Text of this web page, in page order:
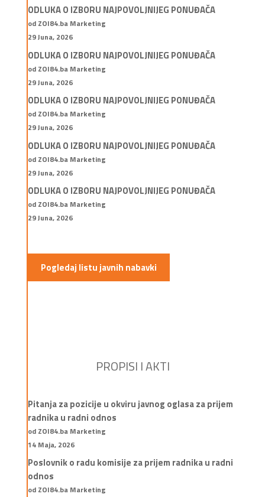
ODLUKA O IZBORU NAJPOVOLJNIJEG PONUĐAČA
od ZOI84.ba Marketing
29 Juna, 2026
ODLUKA O IZBORU NAJPOVOLJNIJEG PONUĐAČA
od ZOI84.ba Marketing
29 Juna, 2026
ODLUKA O IZBORU NAJPOVOLJNIJEG PONUĐAČA
od ZOI84.ba Marketing
29 Juna, 2026
ODLUKA O IZBORU NAJPOVOLJNIJEG PONUĐAČA
od ZOI84.ba Marketing
29 Juna, 2026
ODLUKA O IZBORU NAJPOVOLJNIJEG PONUĐAČA
od ZOI84.ba Marketing
29 Juna, 2026
Pogledaj listu javnih nabavki
PROPISI I AKTI
Pitanja za pozicije u okviru javnog oglasa za prijem
radnika u radni odnos
od ZOI84.ba Marketing
14 Maja, 2026
Poslovnik o radu komisije za prijem radnika u radni
odnos
od ZOI84.ba Marketing